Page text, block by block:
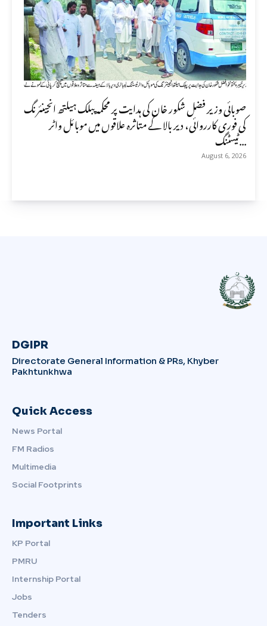
صوبائی وزیر فضل شکور خان کی ہدایت پر محکمہ پبلک ہیلتھ انجینئرنگ
کی فوری کارروائی، دیر بالا کے متاثرہ علاقوں میں موبائل واٹر
ٹیسٹنگ...
August 6, 2026
DGIPR
Directorate General Information & PRs, Khyber
Pakhtunkhwa
Quick Access
News Portal
FM Radios
Multimedia
Social Footprints
Important Links
KP Portal
PMRU
Internship Portal
Jobs
Tenders